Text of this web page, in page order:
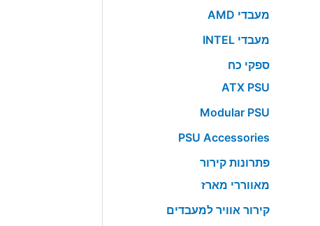
מעבדי AMD
מעבדי INTEL
ספקי כח
ATX PSU
Modular PSU
PSU Accessories
פתרונות קירור
מאווררי מארז
קירור אוויר למעבדים